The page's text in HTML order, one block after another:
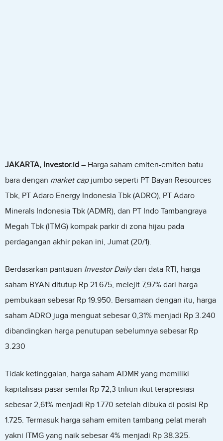
JAKARTA, Investor.id – Harga saham emiten-emiten batu
bara dengan market capjumbo seperti PT Bayan Resources
Tbk, PT Adaro Energy Indonesia Tbk (ADRO), PT Adaro
Minerals Indonesia Tbk (ADMR), dan PT Indo Tambangraya
Megah Tbk (ITMG) kompak parkir di zona hijau pada
perdagangan akhir pekan ini, Jumat (20/1).
Berdasarkan pantauan Investor Dailydari data RTI, harga
saham BYAN ditutup Rp 21.675, melejit 7,97% dari harga
pembukaan sebesar Rp 19.950. Bersamaan dengan itu, harga
saham ADRO juga menguat sebesar 0,31% menjadi Rp 3.240
dibandingkan harga penutupan sebelumnya sebesar Rp
3.230
Tidak ketinggalan, harga saham ADMR yang memiliki
kapitalisasi pasar senilai Rp 72,3 triliun ikut terapresiasi
sebesar 2,61% menjadi Rp 1.770 setelah dibuka di posisi Rp
1.725. Termasuk harga saham emiten tambang pelat merah
yakni ITMG yang naik sebesar 4% menjadi Rp 38.325.